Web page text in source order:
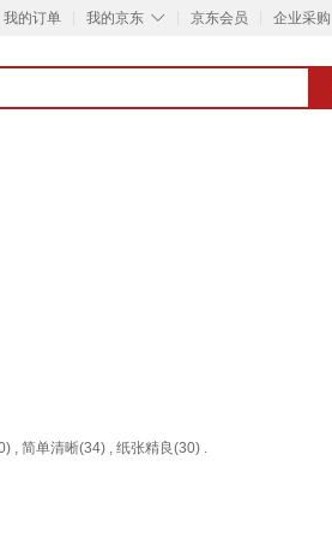
我的订单 ◇
我的京东 京东会员 企业采购
, 简单清晰(34) , 纸张精良(30) .